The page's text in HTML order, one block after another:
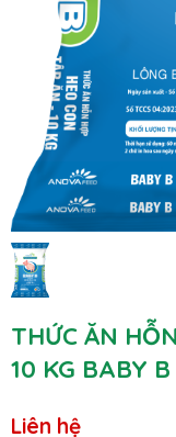
THỨC ĂN
10 KG BABY B
Liên hệ